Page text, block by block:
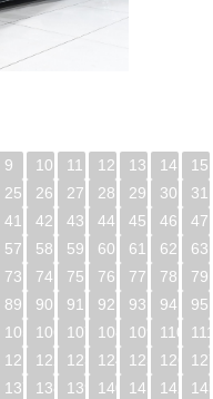
9 10 11 12 13 14
15
25 26 27 28 29 30
31
41 42 43 44 45 46
47
57 58 59 60 61 62
63
73 74 75 76 77 78
79
89 90 91 92 93 94
95
105 106 107 108 109 110
121 122 123 124 125 126
137 138 139 140 141 142